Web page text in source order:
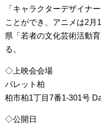
「キャラクターデザイナ
ことができ、アニメは2月
県「若者の文化芸術活動
る。
◇上映会会場
パレット柏
柏市柏1丁目7番1-301号
◇公開日